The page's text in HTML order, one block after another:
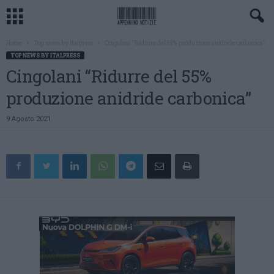
TOP NEWS BY ITALPRESS
Cingolani “Ridurre del 55%
produzione anidride carbonica”
9 Agosto 2021